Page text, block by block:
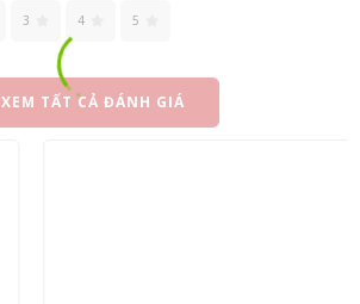
3 4 5
XEM TẤT CẢ ĐÁNH GIÁ